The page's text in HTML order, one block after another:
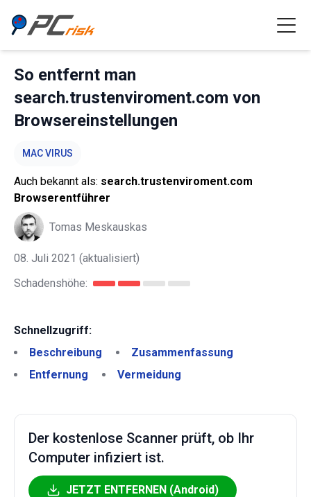
So entfernt man
search.trustenviroment.com von
Browsereinstellungen
MAC VIRUS
Auch bekannt als: search.trustenviroment.com
Browserentführer
Tomas Meskauskas
08. Juli 2021 (aktualisiert)
Schadenshöhe:
Schnellzugriff:
Beschreibung
Zusammenfassung
Entfernung
Vermeidung
Der kostenlose Scanner prüft, ob Ihr
Computer infiziert ist.
JETZT ENTFERNEN (Android)